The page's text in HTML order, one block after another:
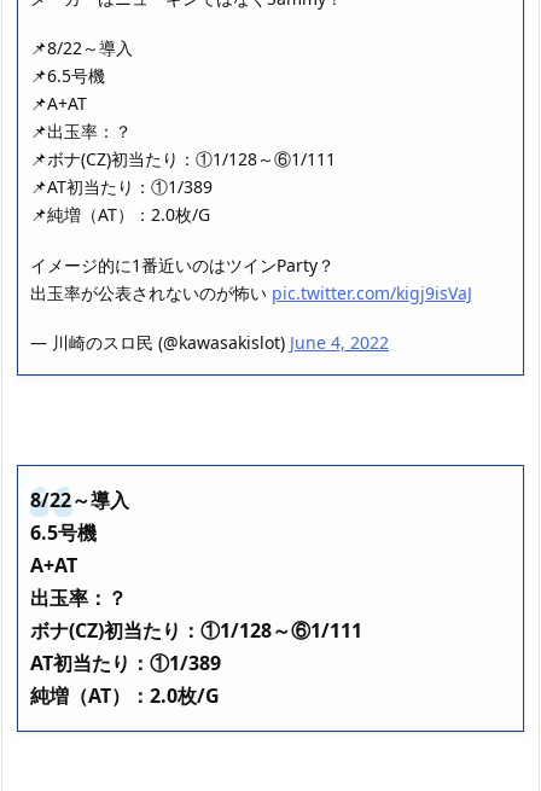
📌8/22～導入
📌6.5号機
📌A+AT
📌出玉率：？
📌ボナ(CZ)初当たり：①1/128～⑥1/111
📌AT初当たり：①1/389
📌純増（AT）：2.0枚/G
イメージ的に1番近いのはツインParty？
出玉率が公表されないのが怖い pic.twitter.com/kigj9isVaJ
— 川崎のスロ民 (@kawasakislot) June 4, 2022
8/22～導入
6.5号機
A+AT
出玉率：？
ボナ(CZ)初当たり：①1/128～⑥1/111
AT初当たり：①1/389
純増（AT）：2.0枚/G